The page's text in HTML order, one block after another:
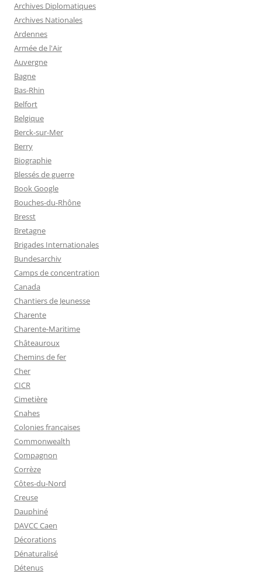
Archives Diplomatiques
Archives Nationales
Ardennes
Armée de l'Air
Auvergne
Bagne
Bas-Rhin
Belfort
Belgique
Berck-sur-Mer
Berry
Biographie
Blessés de guerre
Book Google
Bouches-du-Rhône
Bresst
Bretagne
Brigades Internationales
Bundesarchiv
Camps de concentration
Canada
Chantiers de Jeunesse
Charente
Charente-Maritime
Châteauroux
Chemins de fer
Cher
CICR
Cimetière
Cnahes
Colonies françaises
Commonwealth
Compagnon
Corrèze
Côtes-du-Nord
Creuse
Dauphiné
DAVCC Caen
Décorations
Dénaturalisé
Détenus